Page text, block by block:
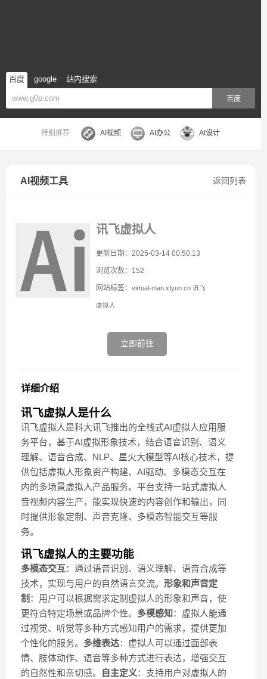
百度 google 站内搜索
百度
特别推荐 AI视频 AI办公 AI设计
返回列表
AI视频工具
讯飞虚拟人
更新日期：2025-03-14 00:50:13
浏览次数：152
网站标签：virtual-man.xfyun.cn 讯飞
虚拟人
立即前往
详细介绍
讯飞虚拟人是什么
讯飞虚拟人是科大讯飞推出的全栈式AI虚拟人应用服
务平台，基于AI虚拟形象技术，结合语音识别、语义
理解、语音合成、NLP、星火大模型等AI核心技术，提
供包括虚拟人形象资产构建、AI驱动、多模态交互在
内的多场景虚拟人产品服务。平台支持一站式虚拟人
音视频内容生产，能实现快速的内容创作和输出，同
时提供形象定制、声音克隆、多模态智能交互等服
务。
讯飞虚拟人的主要功能
多模态交互：通过语音识别、语义理解、语音合成等
技术，实现与用户的自然语言交流。 形象和声音定
制 ：用户可以根据需求定制虚拟人的形象和声音，使
更符合特定场景或品牌个性。 多模感知：虚拟人能通
过视觉、听觉等多种方式感知用户的需求，提供更加
个性化的服务。 多维表达：虚拟人可以通过面部表
情、肢体动作、语音等多种方式进行表达，增强交互
的自然性和亲切感。
自主定义：支持用户对虚拟人的